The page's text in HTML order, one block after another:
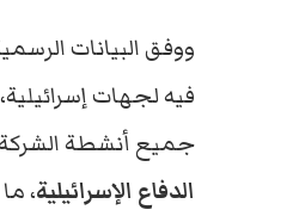
ووفق البيانات
فيه لجهات
جميع أنشطة
الدفاع الإسرائيلية،